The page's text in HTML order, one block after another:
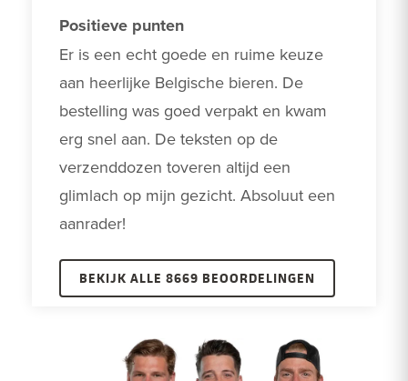
Positieve punten
Er is een echt goede en ruime keuze
aan heerlijke Belgische bieren. De
bestelling was goed verpakt en kwam
erg snel aan. De teksten op de
verzenddozen toveren altijd een
glimlach op mijn gezicht. Absoluut een
aanrader!
BEKIJK ALLE 8669 BEOORDELINGEN